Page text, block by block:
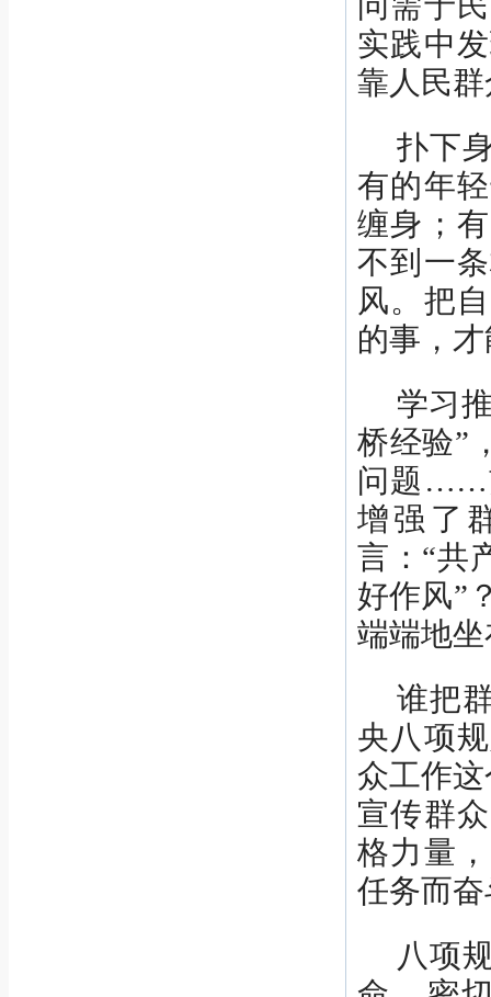
实践中
靠人民
扑下
有的年
缠身；
不到一
风。把
的事，
学习
桥经验”
问题……
增强了
言：“共
好作风”
端端地
谁把
央八项
众工作
宣传群
格力量
任务而
八项